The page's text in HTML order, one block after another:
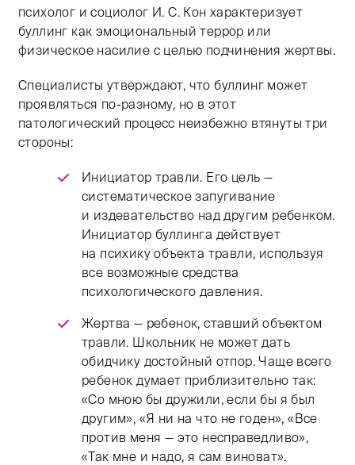
психолог и социолог И. С. Кон характеризует
буллинг как эмоциональный террор или
физическое насилие с целью подчинения жертвы.
Специалисты утверждают, что буллинг может
проявляться по-разному, но в этот
патологический процесс неизбежно втянуты три
стороны:
Инициатор травли. Его цель —
систематическое запугивание
и издевательство над другим ребенком.
Инициатор буллинга действует
на психику объекта травли, используя
все возможные средства
психологического давления.
Жертва — ребенок, ставший объектом
травли. Школьник не может дать
обидчику достойный отпор. Чаще всего
ребенок думает приблизительно так:
«Со мною бы дружили, если бы я был
другим», «Я ни на что не годен», «Все
против меня — это несправедливо»,
«Так мне и надо, я сам виноват».